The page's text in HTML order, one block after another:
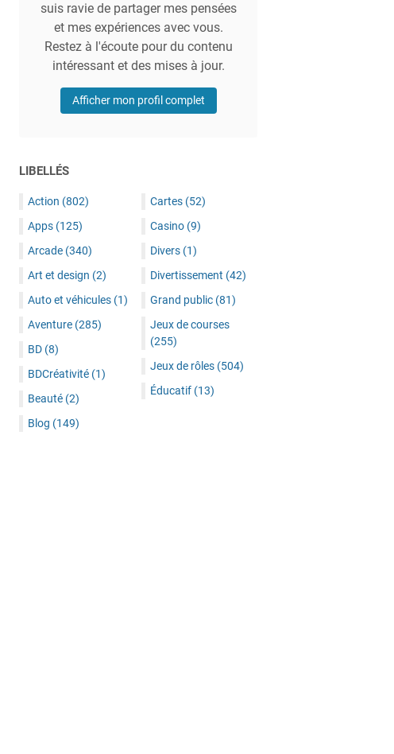
suis ravie de partager mes pensées
et mes expériences avec vous.
Restez à l'écoute pour du contenu
intéressant et des mises à jour.
Afficher mon profil complet
LIBELLÉS
Action (802)
Apps (125)
Arcade (340)
Art et design (2)
Auto et véhicules (1)
Aventure (285)
BD (8)
BDCréativité (1)
Beauté (2)
Blog (149)
Cartes (52)
Casino (9)
Divers (1)
Divertissement (42)
Grand public (81)
Jeux de courses
(255)
Jeux de rôles (504)
Éducatif (13)